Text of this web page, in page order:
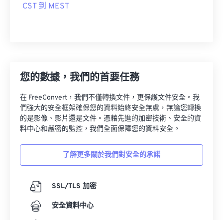
CST 到 MEST
您的數據，我們的首要任務
在 FreeConvert，我們不僅轉換文件，更保護文件安全。我
們強大的安全框架確保您的資料始終安全無虞，無論您轉換
的是影像、影片還是文件。憑藉先進的加密技術、安全的資
料中心和嚴密的監控，我們全面保障您的資料安全。
了解更多關於我們對安全的承諾
SSL/TLS 加密
安全資料中心